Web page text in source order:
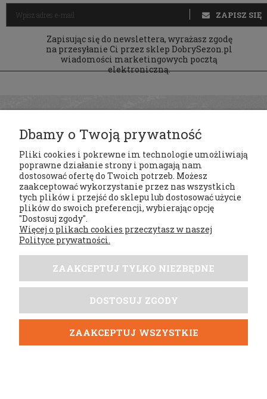
Zapisując się do newslettera, wyrażasz zgodę
na przesyłanie Ci przez sklep DobrySezon.pl
wiadomości marketingowych pocztą
elektroniczną.
ZAPISZ SIĘ
Regulaminy
Moje konto
Płatności i dostawa
Tabele rozmiarów
DobrySezon.pl
POKAŻ PEŁNĄ WERSJĘ STRONY
Dbamy o Twoją prywatność
Pliki cookies i pokrewne im technologie umożliwiają
poprawne działanie strony i pomagają nam
dostosować ofertę do Twoich potrzeb. Możesz
zaakceptować wykorzystanie przez nas wszystkich
tych plików i przejść do sklepu lub dostosować użycie
plików do swoich preferencji, wybierając opcję
"Dostosuj zgody".
Więcej o plikach cookies przeczytasz w naszej
Polityce prywatności.
ZAAKCEPTUJ TYLKO NIEZBĘDNE
DOSTOSUJ ZGODY
ZAAKCEPTUJ WSZYSTKIE